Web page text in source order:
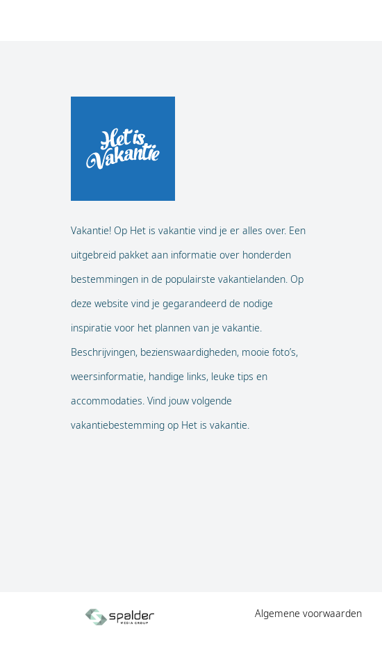
Vakantie! Op Het is vakantie vind je er alles over. Een
uitgebreid pakket aan informatie over honderden
bestemmingen in de populairste vakantielanden. Op
deze website vind je gegarandeerd de nodige
inspiratie voor het plannen van je vakantie.
Beschrijvingen, bezienswaardigheden, mooie foto’s,
weersinformatie, handige links, leuke tips en
accommodaties. Vind jouw volgende
vakantiebestemming op Het is vakantie.
Algemene voorwaarden